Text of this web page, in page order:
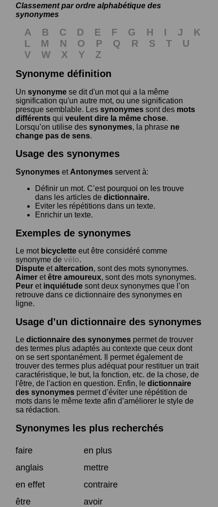
Classement par ordre alphabétique des
synonymes
A B C D E F G H I J
K
L
M N O P Q R S T
U
V
W X Y
Z
Synonyme définition
Un synonyme se dit d'un mot qui a la même
signification qu'un autre mot, ou une signification
presque semblable. Les synonymes sont des mots
différents qui veulent dire la même chose.
Lorsqu’on utilise des synonymes, la phrase ne
change pas de sens.
Usage des synonymes
Synonymes et Antonymes servent à:
Définir un mot. C’est pourquoi on les trouve
dans les articles de dictionnaire.
Eviter les répétitions dans un texte.
Enrichir un texte.
Exemples de synonymes
Le mot bicyclette eut être considéré comme
synonyme de vélo.
Dispute etaltercation, sont des mots synonymes.
Aimer etêtre amoureux, sont des mots synonymes.
Peur et inquiétude sont deux synonymes que l’on
retrouve dans ce dictionnaire des synonymes en
ligne.
Usage d’un dictionnaire des synonymes
Le dictionnaire des synonymes permet de trouver
des termes plus adaptés au contexte que ceux dont
on se sert spontanément. Il permet également de
trouver des termes plus adéquat pour restituer un trait
caractéristique, le but, la fonction, etc. de la chose, de
l'être, de l'action en question. Enfin, le dictionnaire
des synonymes permet d’éviter une répétition de
mots dans le même texte afin d’améliorer le style de
sa rédaction.
Synonymes les plus recherchés
faire
en plus
anglais
mettre
en effet
contraire
être
avoir